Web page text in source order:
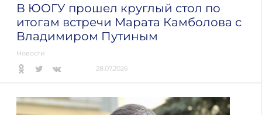
В ЮОГУ прошел круглый стол по
итогам встречи Марата Камболова с
Владимиром Путиным
Новости
28.07.2026